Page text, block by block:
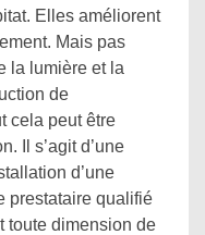
Elles améliorent
Mais pas
la lumière et la
de
cela peut être
Il s’agit d’une
d’une
prestataire qualifié
toute dimension de